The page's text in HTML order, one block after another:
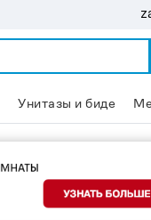
Унитазы и биде